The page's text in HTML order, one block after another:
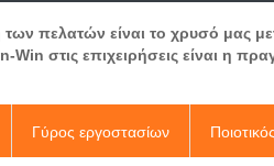
πελατών είναι το χρυσό μας
Win στις επιχειρήσεις είναι η
Γύρος εργοστασίων